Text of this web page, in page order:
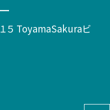
５ ToyamaSakuraビ